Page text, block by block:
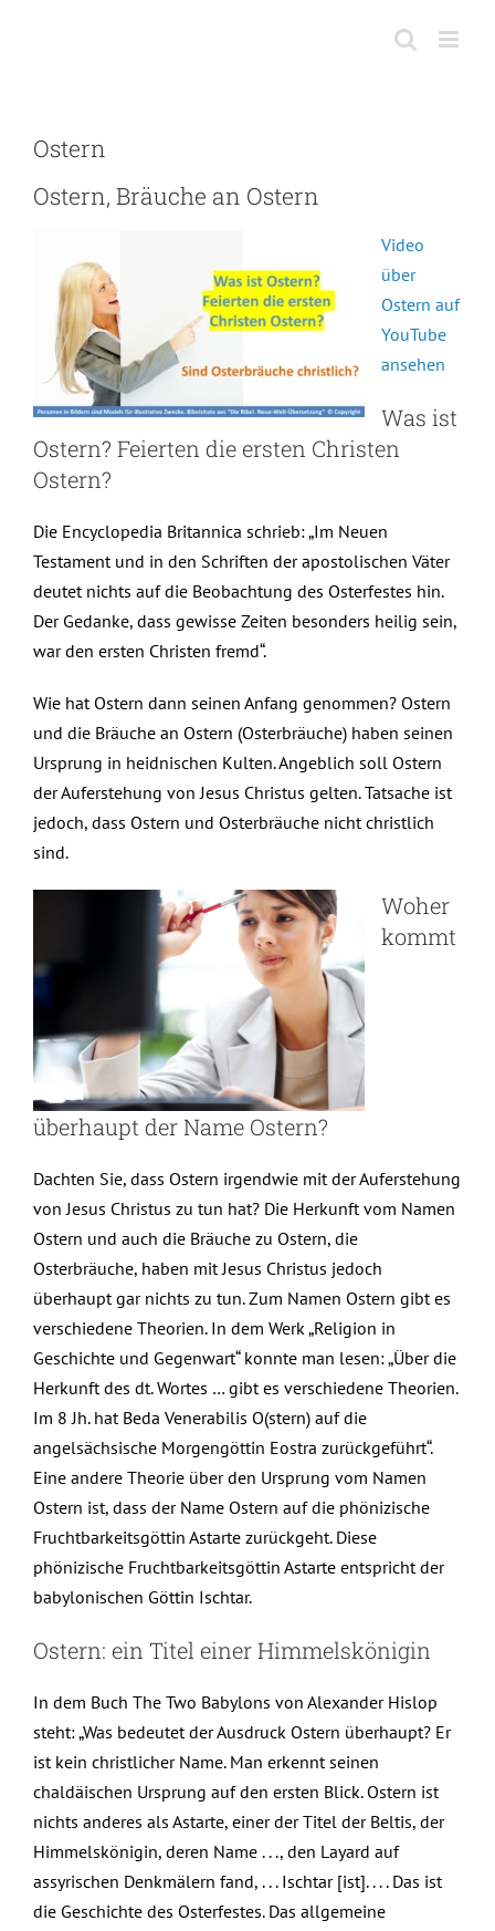
Ostern
Ostern, Bräuche an Ostern
Video
über
Ostern auf
YouTube
ansehen
Was ist
Ostern? Feierten die ersten Christen
Ostern?
Die Encyclopedia Britannica schrieb: „Im Neuen
Testament und in den Schriften der apostolischen Väter
deutet nichts auf die Beobachtung des Osterfestes hin.
Der Gedanke, dass gewisse Zeiten besonders heilig sein,
war den ersten Christen fremd“.
Wie hat Ostern dann seinen Anfang genommen? Ostern
und die Bräuche an Ostern (Osterbräuche) haben seinen
Ursprung in heidnischen Kulten. Angeblich soll Ostern
der Auferstehung von Jesus Christus gelten. Tatsache ist
jedoch, dass Ostern und Osterbräuche nicht christlich
sind.
Woher
kommt
überhaupt der Name Ostern?
Dachten Sie, dass Ostern irgendwie mit der Auferstehung
von Jesus Christus zu tun hat? Die Herkunft vom Namen
Ostern und auch die Bräuche zu Ostern, die
Osterbräuche, haben mit Jesus Christus jedoch
überhaupt gar nichts zu tun. Zum Namen Ostern gibt es
verschiedene Theorien. In dem Werk „Religion in
Geschichte und Gegenwart“ konnte man lesen: „Über die
Herkunft des dt. Wortes … gibt es verschiedene Theorien.
Im 8 Jh. hat Beda Venerabilis O(stern) auf die
angelsächsische Morgengöttin Eostra zurückgeführt“.
Eine andere Theorie über den Ursprung vom Namen
Ostern ist, dass der Name Ostern auf die phönizische
Fruchtbarkeitsgöttin Astarte zurückgeht. Diese
phönizische Fruchtbarkeitsgöttin Astarte entspricht der
babylonischen Göttin Ischtar.
Ostern: ein Titel einer Himmelskönigin
In dem Buch The Two Babylons von Alexander Hislop
steht: „Was bedeutet der Ausdruck Ostern überhaupt? Er
ist kein christlicher Name. Man erkennt seinen
chaldäischen Ursprung auf den ersten Blick. Ostern ist
nichts anderes als Astarte, einer der Titel der Beltis, der
Himmelskönigin, deren Name . . ., den Layard auf
assyrischen Denkmälern fand, . . . Ischtar [ist]. . . . Das ist
die Geschichte des Osterfestes. Das allgemeine